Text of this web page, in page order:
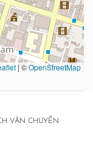
| ©OpenStreetMap
VẬN CHUYỂN